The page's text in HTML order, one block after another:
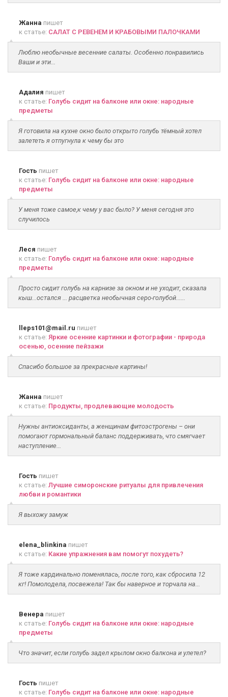
Жанна пишет
к статье: САЛАТ С РЕВЕНЕМ И КРАБОВЫМИ ПАЛОЧКАМИ
Люблю необычные весенние салаты. Особенно понравились
Ваши и эти...
Адалия пишет
к статье: Голубь сидит на балконе или окне: народные
предметы
Я готовила на кухне окно было открыто голубь тёмный хотел
залететь я отпугнула к чему бы это
Гость пишет
к статье: Голубь сидит на балконе или окне: народные
предметы
У меня тоже самое,к чему у вас было? У меня сегодня это
случилось
Леся пишет
к статье: Голубь сидит на балконе или окне: народные
предметы
Просто сидит голубь на карнизе за окном и не уходит, сказала
кыш...остался ... расцветка необычная серо-голубой......
lleps101@mail.ru пишет
к статье: Яркие осенние картинки и фотографии - природа
осенью, осенние пейзажи
Спасибо большое за прекрасные картины!
Жанна пишет
к статье: Продукты, продлевающие молодость
Нужны антиоксиданты, а женщинам фитоэстрогены – они
помогают гормональный баланс поддерживать, что смягчает
наступление...
Гость пишет
к статье: Лучшие симоронские ритуалы для привлечения
любви и романтики
Я выхожу замуж
elena_blinkina пишет
к статье: Какие упражнения вам помогут похудеть?
Я тоже кардинально поменялась, после того, как сбросила 12
кг! Помолодела, посвежела! Так бы наверное и торчала на...
Венера пишет
к статье: Голубь сидит на балконе или окне: народные
предметы
Что значит, если голубь задел крылом окно балкона и улетел?
Гость пишет
к статье: Голубь сидит на балконе или окне: народные